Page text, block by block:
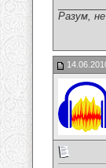
Разум,